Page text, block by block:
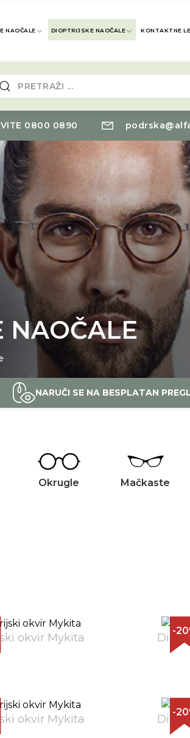
NAOČALE DIOPTRIJSKE NAOČALE KONTAKTNE
0800 0890
NAOČALE
NARUČI SE NA BESPLATAN
Okrugle Mačkaste
okvir Mykita
-
okvir Mykita
-